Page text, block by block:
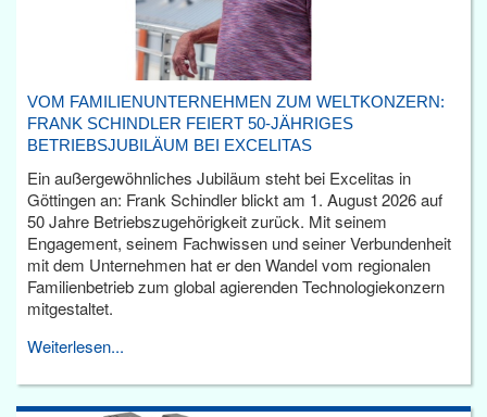
VOM FAMILIENUNTERNEHMEN ZUM WELTKONZERN:
FRANK SCHINDLER FEIERT 50-JÄHRIGES
BETRIEBSJUBILÄUM BEI EXCELITAS
Ein außergewöhnliches Jubiläum steht bei Excelitas in
Göttingen an: Frank Schindler blickt am 1. August 2026 auf
50 Jahre Betriebszugehörigkeit zurück. Mit seinem
Engagement, seinem Fachwissen und seiner Verbundenheit
mit dem Unternehmen hat er den Wandel vom regionalen
Familienbetrieb zum global agierenden Technologiekonzern
mitgestaltet.
Weiterlesen...